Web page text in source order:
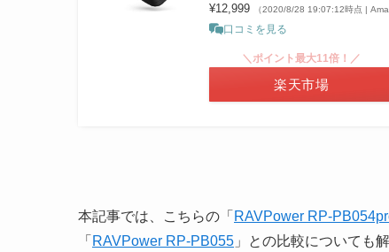
¥12,999 （2020/8/28 19:07:12時点 |
口コミを見る
＼ポイント最大11倍！／
楽天市場
本記事では、こちらの「 RAVPower RP-
「 RAVPower RP-PB055 」との比較についても